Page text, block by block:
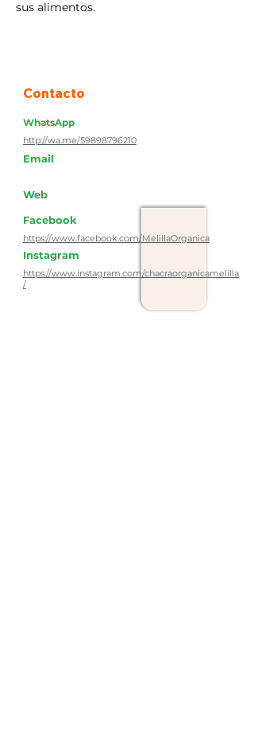
sus alimentos.
Contacto
WhatsApp
http://wa.me/59898796210
Email
Web
Facebook
https://www.facebook.com/MelillaOrganica
Instagram
https://www.instagram.com/chacraorganicamelilla
/